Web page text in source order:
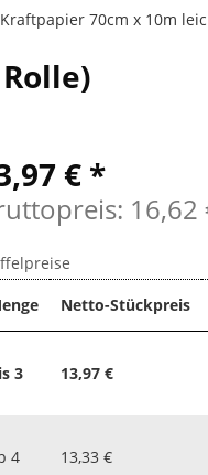
70cm x 10m
€ *
16,62
Netto-Stückpreis
3 13,97 €
4 13,33 €